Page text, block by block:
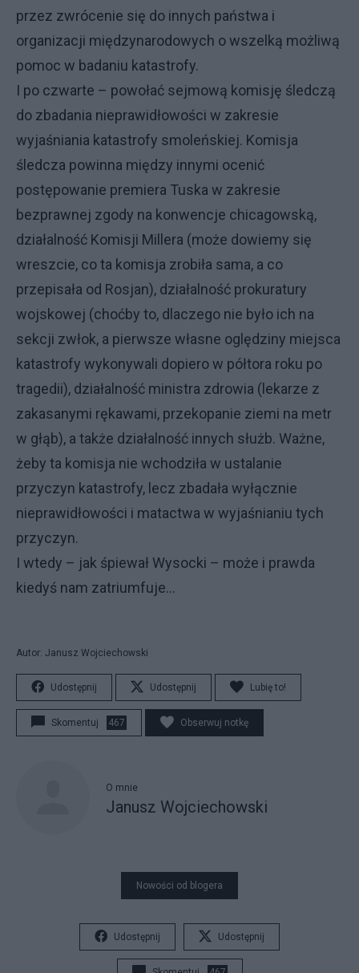
przez zwrócenie się do innych państwa i
organizacji międzynarodowych o wszelką możliwą
pomoc w badaniu katastrofy.
I po czwarte – powołać sejmową komisję śledczą
do zbadania nieprawidłowości w zakresie
wyjaśniania katastrofy smoleńskiej. Komisja
śledcza powinna między innymi ocenić
postępowanie premiera Tuska w zakresie
bezprawnej zgody na konwencje chicagowską,
działalność Komisji Millera (może dowiemy się
wreszcie, co ta komisja zrobiła sama, a co
przepisała od Rosjan), działalność prokuratury
wojskowej (choćby to, dlaczego nie było ich na
sekcji zwłok, a pierwsze własne oględziny miejsca
katastrofy wykonywali dopiero w półtora roku po
tragedii), działalność ministra zdrowia (lekarze z
zakasanymi rękawami, przekopanie ziemi na metr
w głąb), a także działalność innych służb. Ważne,
żeby ta komisja nie wchodziła w ustalanie
przyczyn katastrofy, lecz zbadała wyłącznie
nieprawidłowości i matactwa w wyjaśnianiu tych
przyczyn.
I wtedy – jak śpiewał Wysocki – może i prawda
kiedyś nam zatriumfuje...
Autor: Janusz Wojciechowski
Udostępnij Udostępnij Lubię to!
Skomentuj 467 Obserwuj notkę
O mnie
Janusz Wojciechowski
Nowości od blogera
Udostępnij Udostępnij